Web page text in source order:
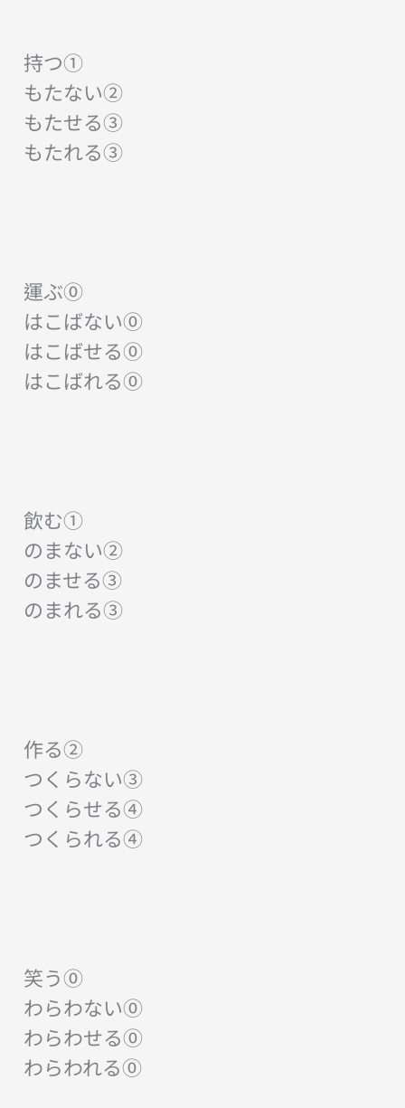
持つ①
もたない②
もたせる③
もたれる③
運ぶ⓪
はこばない⓪
はこばせる⓪
はこばれる⓪
飲む①
のまない②
のませる③
のまれる③
作る②
つくらない③
つくらせる④
つくられる④
笑う⓪
わらわない⓪
わらわせる⓪
わらわれる⓪